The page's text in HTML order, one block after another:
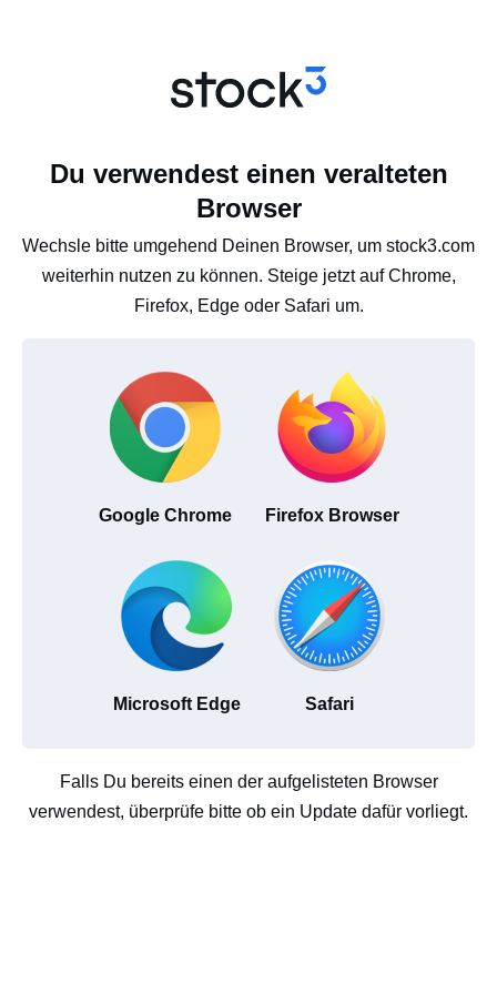
Du verwendest einen veralteten
Browser
Wechsle bitte umgehend Deinen Browser, um stock3.com
weiterhin nutzen zu können. Steige jetzt auf Chrome,
Firefox, Edge oder Safari um.
Google Chrome Firefox Browser
Microsoft Edge Safari
Falls Du bereits einen der aufgelisteten Browser
verwendest, überprüfe bitte ob ein Update dafür vorliegt.